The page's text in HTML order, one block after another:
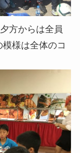
方からは全員
様は全体のコ